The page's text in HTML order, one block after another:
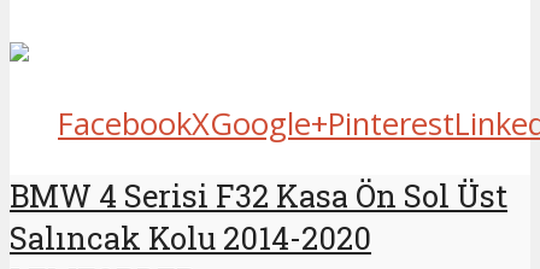
FacebookXGoogle+Pinterest
BMW 4 Serisi F32 Kasa Ön Sol Üst
Salıncak Kolu 2014-2020